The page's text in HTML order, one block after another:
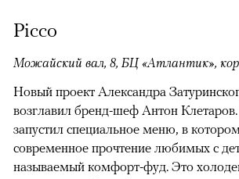
Picco
Можайский вал, 8, БЦ «Атлантик»,
Новый проект Александра
возглавил бренд-шеф Антон
запустил специальное меню, в
современное прочтение любимых с
называемый комфорт-фуд. Это